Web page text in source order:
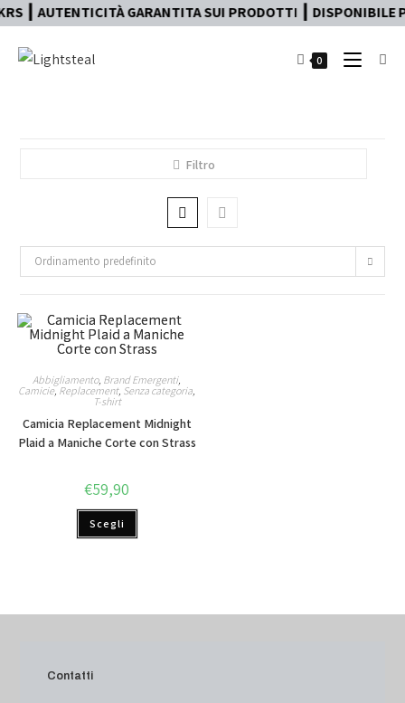
GARANTITA SUI PRODOTTI ┃
0
Filtro
Ordinamento predefinito
Abbigliamento, Brand Emergenti,
Camicie, Replacement, Senza categoria,
T-shirt
Camicia Replacement Midnight
Plaid a Maniche Corte con Strass
€59,90
Scegli
Contatti